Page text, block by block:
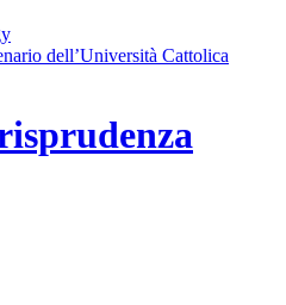
dell’Università Cattolica